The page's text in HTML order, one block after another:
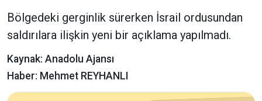
Bölgedeki gerginlik sürerken İsrail ordusundan
saldırılara ilişkin yeni bir açıklama yapılmadı.
Kaynak: Anadolu Ajansı
Haber: Mehmet REYHANLI